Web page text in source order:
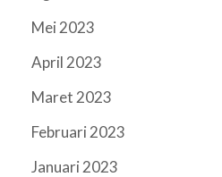
Mei 2023
April 2023
Maret 2023
Februari 2023
Januari 2023